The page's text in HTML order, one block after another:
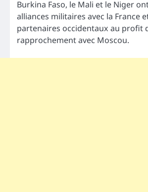
Burkina Faso, le Mali et le Niger
alliances militaires avec la France
partenaires occidentaux au profit
rapprochement avec Moscou.